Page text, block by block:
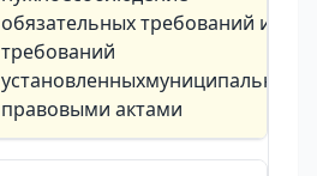
обязательных требований и или
требований
установленныхмуниципальными
правовыми актами